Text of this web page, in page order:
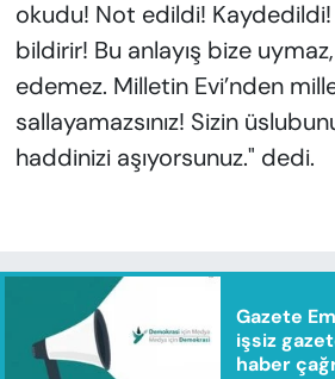
okudu! Not edildi!
bildirir! Bu anlayış bize
edemez. Milletin Evi’nden
sallayamazsınız! Sizin
haddinizi aşıyorsunuz." dedi.
Gazete
işsiz
haber